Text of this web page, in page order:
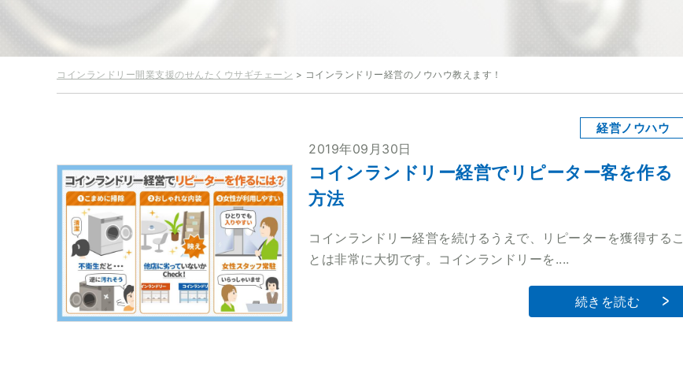
コインランドリー開業支援のせんたくウサギチェーン > コインランドリー経営のノウハウ教えます！
経営ノウハウ
2019年09月30日
コインランドリー経営でリピーター客を作る
方法
コインランドリー経営を続けるうえで、リピーターを獲得するこ
とは非常に大切です。コインランドリーを....
続きを読む